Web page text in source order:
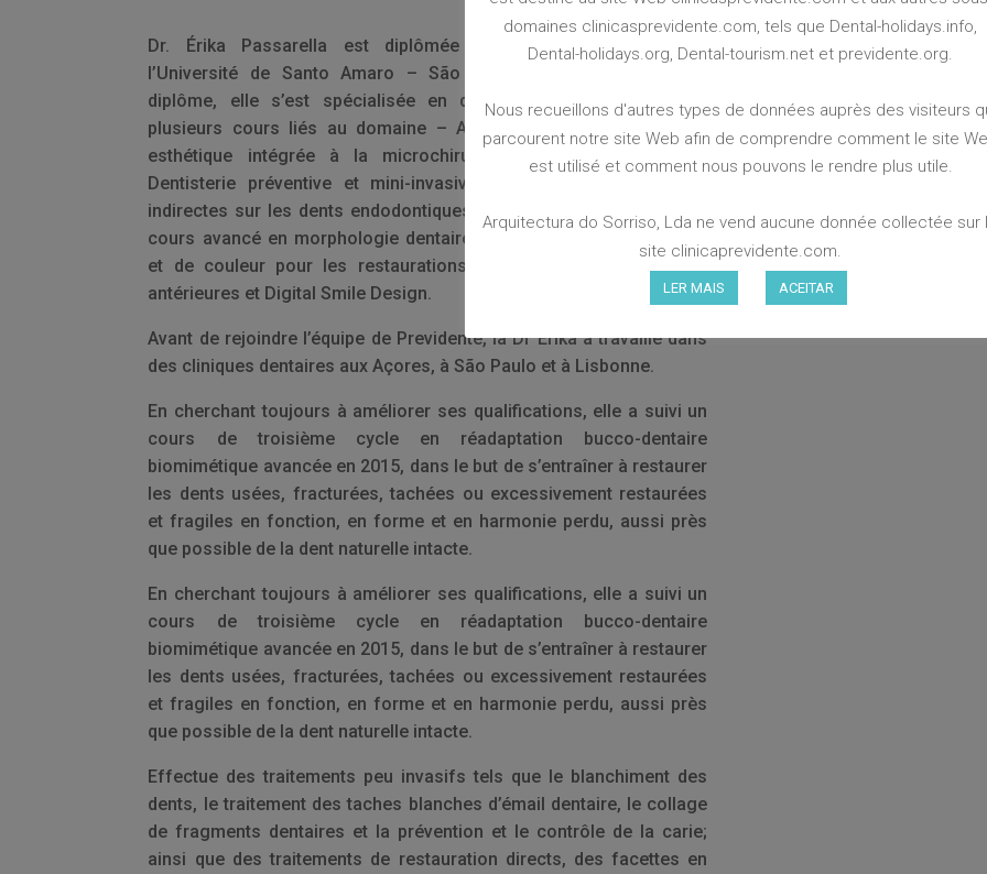
Dr. Érika Passarella est diplômée en médecine dentaire de
l’Université de Santo Amaro – São Paulo en 1999. Après son
diplôme, elle s’est spécialisée en dentisterie après avoir suivi
plusieurs cours liés au domaine – Amélioration de la dentisterie
esthétique intégrée à la microchirurgie plastique parodontale,
Dentisterie préventive et mini-invasive, restaurations directes et
indirectes sur les dents endodontiques antérieures et postérieures,
cours avancé en morphologie dentaire, techniques de stratification
et de couleur pour les restaurations d’aspect naturel des dents
antérieures et Digital Smile Design.
Avant de rejoindre l’équipe de Previdente, la Dr Érika a travaillé dans
des cliniques dentaires aux Açores, à São Paulo et à Lisbonne.
En cherchant toujours à améliorer ses qualifications, elle a suivi un
cours de troisième cycle en réadaptation bucco-dentaire
biomimétique avancée en 2015, dans le but de s’entraîner à restaurer
les dents usées, fracturées, tachées ou excessivement restaurées
et fragiles en fonction, en forme et en harmonie perdu, aussi près
que possible de la dent naturelle intacte.
En cherchant toujours à améliorer ses qualifications, elle a suivi un
cours de troisième cycle en réadaptation bucco-dentaire
biomimétique avancée en 2015, dans le but de s’entraîner à restaurer
les dents usées, fracturées, tachées ou excessivement restaurées
et fragiles en fonction, en forme et en harmonie perdu, aussi près
que possible de la dent naturelle intacte.
Effectue des traitements peu invasifs tels que le blanchiment des
dents, le traitement des taches blanches d’émail dentaire, le collage
de fragments dentaires et la prévention et le contrôle de la carie;
ainsi que des traitements de restauration directs, des facettes en
domaines clinicasprevidente.com, tels que Dental-holidays.info,
Dental-holidays.org, Dental-tourism.net et previdente.org.
Nous recueillons d'autres types de données auprès des visiteurs
parcourent notre site Web afin de comprendre comment le site
est utilisé et comment nous pouvons le rendre plus utile.
Arquitectura do Sorriso, Lda ne vend aucune donnée collectée sur
site clinicaprevidente.com.
LER MAIS ACEITAR